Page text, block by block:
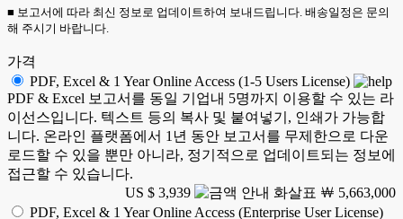
■ 보고서에 따라 최신 정보로 업데이트하여 보내드립니다. 배송일정은 문의
해 주시기 바랍니다.
가격
PDF, Excel & 1 Year Online Access (1-5 Users License)
PDF & Excel 보고서를 동일 기업내 5명까지 이용할 수 있는 라
이선스입니다. 텍스트 등의 복사 및 붙여넣기, 인쇄가 가능합
니다. 온라인 플랫폼에서 1년 동안 보고서를 무제한으로 다운
로드할 수 있을 뿐만 아니라, 정기적으로 업데이트되는 정보에
접근할 수 있습니다.
US $ 3,939
￦ 5,663,000
PDF, Excel & 1 Year Online Access (Enterprise User License)